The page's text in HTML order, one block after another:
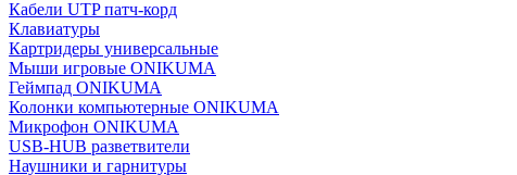
Кабели UTP патч-корд
Клавиатуры
Картридеры универсальные
Мыши игровые ONIKUMA
Геймпад ONIKUMA
Колонки компьютерные ONIKUMA
Микрофон ONIKUMA
USB-HUB разветвители
Наушники и гарнитуры